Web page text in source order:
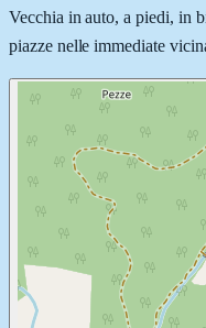
Vecchia in auto, a piedi, in
piazze nelle immediate